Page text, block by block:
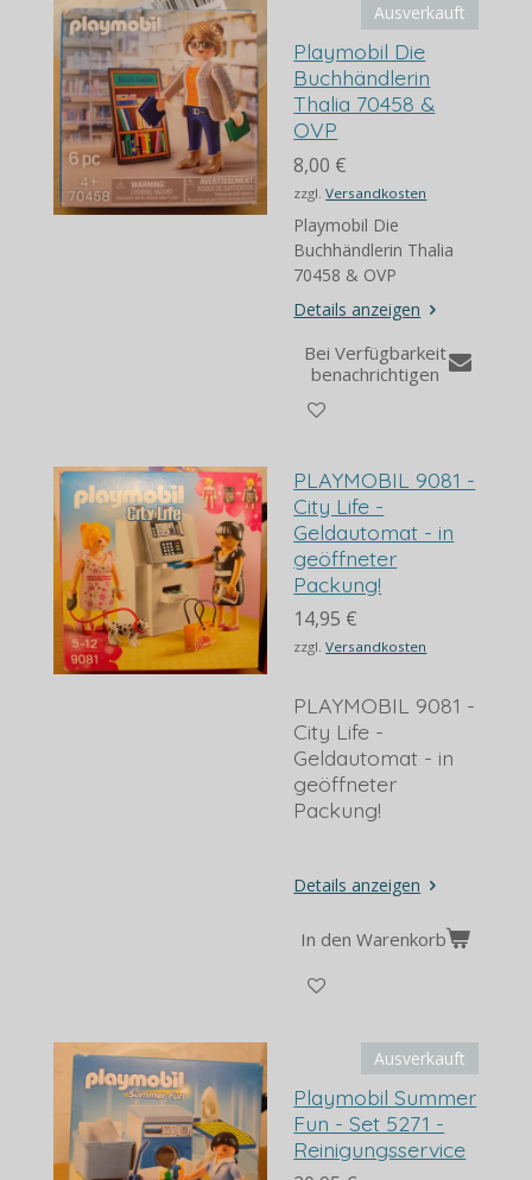
Ausverkauft
Playmobil Die
Buchhändlerin
Thalia 70458 &
OVP
8,00 €
zzgl.Versandkosten
Playmobil Die
Buchhändlerin Thalia
70458 & OVP
Details anzeigen
Bei Verfügbarkeit
benachrichtigen
PLAYMOBIL 9081 -
City Life -
Geldautomat - in
geöffneter
Packung!
14,95 €
zzgl.Versandkosten
PLAYMOBIL 9081 -
City Life -
Geldautomat - in
geöffneter
Packung!
Details anzeigen
In den Warenkorb
Ausverkauft
Playmobil Summer
Fun - Set 5271 -
Reinigungsservice